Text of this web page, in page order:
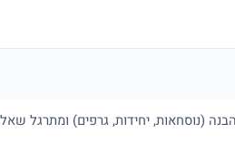
(נוסחאות, יחידות, גרפים) ומתרגל